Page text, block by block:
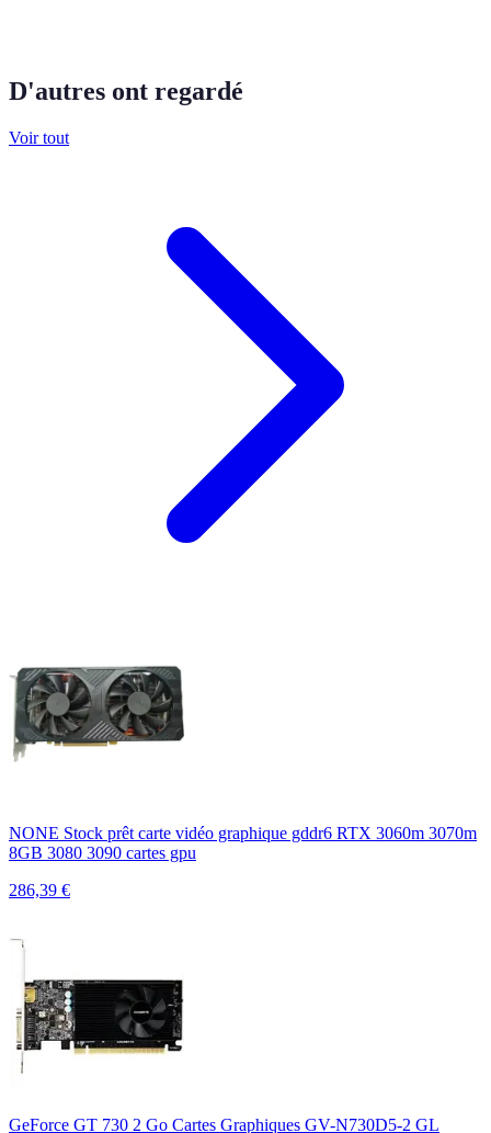
D'autres ont regardé
Voir tout
NONE Stock prêt carte vidéo graphique gddr6 RTX 3060m 3070m
8GB 3080 3090 cartes gpu
286,39 €
GeForce GT 730 2 Go Cartes Graphiques GV-N730D5-2 GL